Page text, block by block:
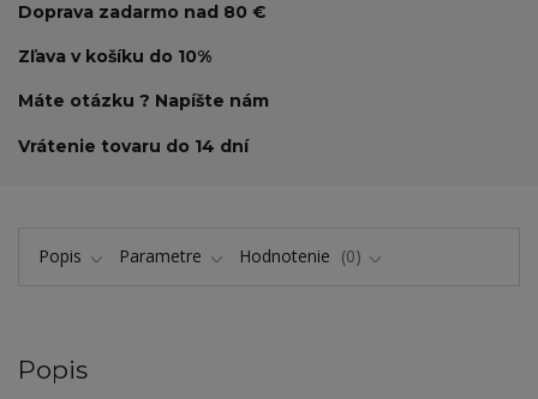
Doprava zadarmo nad 80 €
Zľava v košíku do 10%
Máte otázku ? Napíšte nám
Vrátenie tovaru do 14 dní
Popis Parametre Hodnotenie 0
Popis